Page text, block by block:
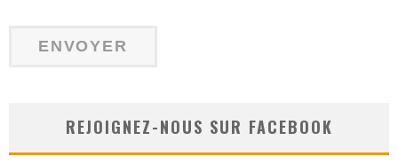
REJOIGNEZ-NOUS SUR FACEBOOK